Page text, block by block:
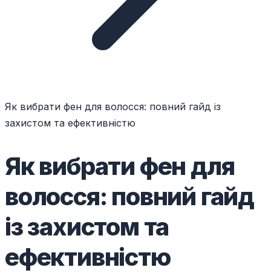
Як вибрати фен для волосся: повний гайд із
захистом та ефективністю
Як вибрати фен для
волосся: повний гайд
із захистом та
ефективністю